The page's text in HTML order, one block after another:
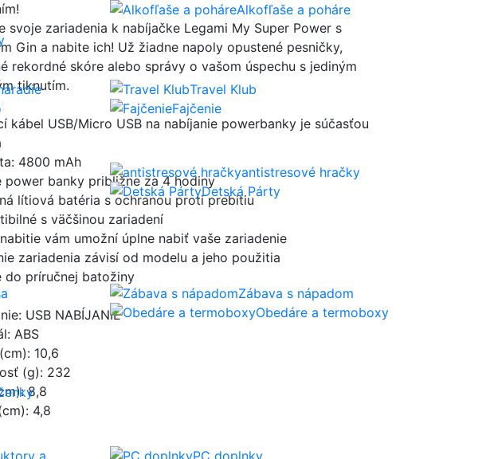
Alkofľaše a poháre
Travel Klub
Fajčenie
antistresové hračky
Detská Párty
Zábava s nápadom
Obedáre a termoboxy
a PC doplnky
svoje zariadenia k nabíjačke Legami My Super Power s
Gin a nabite ich! Už žiadne napoly opustené pesničky,
rekordné skóre alebo správy o vašom úspechu s jediným
tiknutím.
kábel USB/Micro USB na nabíjanie powerbanky je súčasťou
4800 mAh
power banky približne za 4 hodiny
lítiová batéria s ochranou proti prebitiu
s väčšinou zariadení
vám umožní úplne nabiť vaše zariadenie
zariadenia závisí od modelu a jeho použitia
do príručnej batožiny
USB NABÍJANIE
ABS
10,6
(g): 232
8,8
4,8